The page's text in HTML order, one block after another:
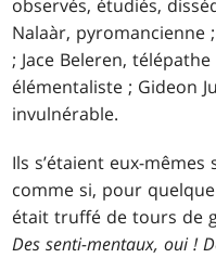
observés, étudiés,
Nalaàr, pyromancienne
; Jace Beleren,
élémentaliste ; Gideon
invulnérable.
Ils s’étaient eux-
comme si, pour
était truffé de tours de
Des senti-mentaux, oui !